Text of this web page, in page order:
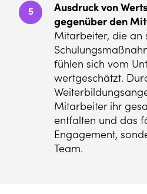
5
Ausdruck von
gegenüber den
Mitarbeiter, die an
fühlen sich vom
wertgeschätzt.
Mitarbeiter ihr
entfalten und das
Engagement,
Team.